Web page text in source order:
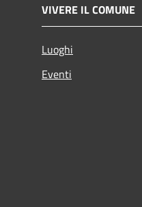
VIVERE IL COMUNE
Luoghi
Eventi